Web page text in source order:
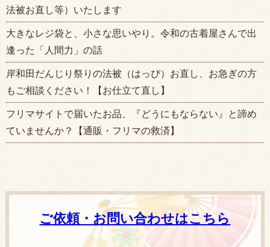
法被お直し等）いたします
大きなレジ袋と、小さな思いやり。令和の古着屋さんで出
逢った「人間力」の話
岸和田だんじり祭りの法被（はっぴ）お直し、お急ぎの方
もご相談ください！【お仕立て直し】
フリマサイトで届いたお品、『どうにもならない』と諦め
ていませんか？【通販・フリマの救済】
ご依頼・お問い合わせはこちら